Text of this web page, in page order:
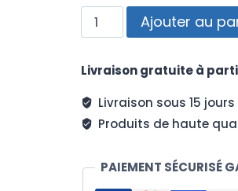
quantité
de
clef
Man
Ajouter au
Livraison gratuite à
Livraison sous 15 jours
Produits de haute
PAIEMENT SÉCURISÉ